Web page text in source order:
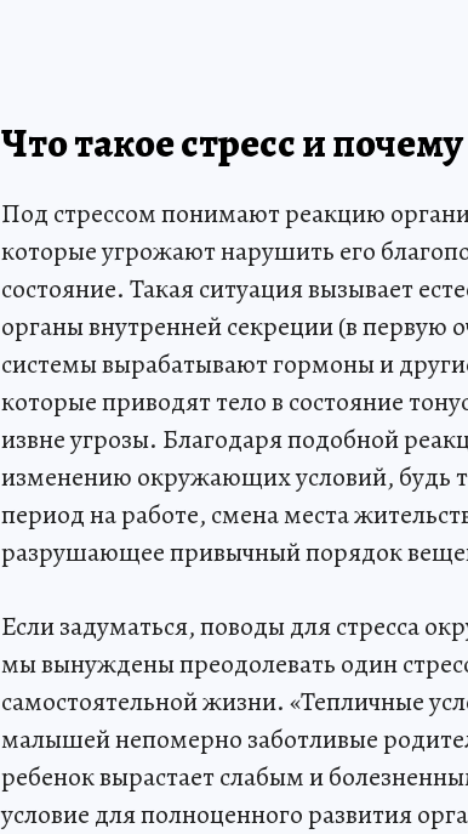
Что такое стресс и
Под стрессом понимают реакцию
которые угрожают нарушить его
состояние. Такая ситуация вызывает
органы внутренней секреции (в
системы вырабатывают гормоны и
которые приводят тело в состояние
извне угрозы. Благодаря подобной
изменению окружающих условий, будь
период на работе, смена места
разрушающее привычный порядок
Если задуматься, поводы для стресса
мы вынуждены преодолевать один
самостоятельной жизни. «Тепличные
малышей непомерно заботливые
ребенок вырастает слабым и
условие для полноценного развития